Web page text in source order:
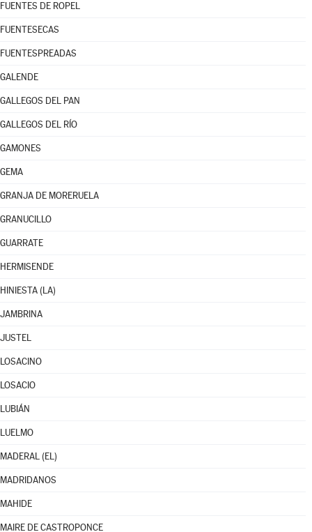
FUENTES DE ROPEL
FUENTESECAS
FUENTESPREADAS
GALENDE
GALLEGOS DEL PAN
GALLEGOS DEL RÍO
GAMONES
GEMA
GRANJA DE MORERUELA
GRANUCILLO
GUARRATE
HERMISENDE
HINIESTA (LA)
JAMBRINA
JUSTEL
LOSACINO
LOSACIO
LUBIÁN
LUELMO
MADERAL (EL)
MADRIDANOS
MAHIDE
MAIRE DE CASTROPONCE